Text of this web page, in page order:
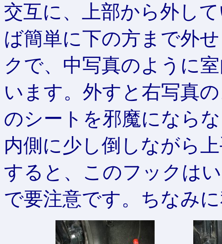
交互に、上部から外し
ば簡単に下の方まで外
クで、中写真のように
います。外すと右写真
のシートを邪魔になら
内側に少し倒しながら
すると、このフックは
で要注意です。ちなみ